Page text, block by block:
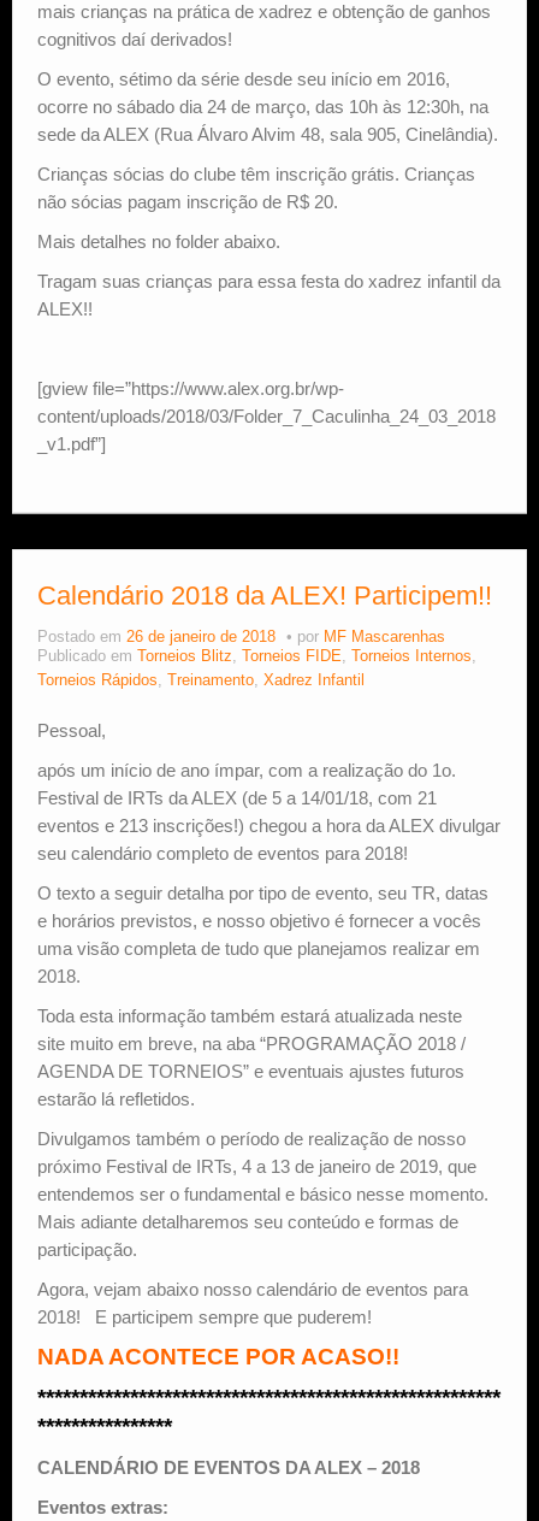
mais crianças na prática de xadrez e obtenção de ganhos
cognitivos daí derivados!
O evento, sétimo da série desde seu início em 2016,
ocorre no sábado dia 24 de março, das 10h às 12:30h, na
sede da ALEX (Rua Álvaro Alvim 48, sala 905, Cinelândia).
Crianças sócias do clube têm inscrição grátis. Crianças
não sócias pagam inscrição de R$ 20.
Mais detalhes no folder abaixo.
Tragam suas crianças para essa festa do xadrez infantil da
ALEX!!
[gview file=”https://www.alex.org.br/wp-
content/uploads/2018/03/Folder_7_Caculinha_24_03_2018
_v1.pdf”]
Calendário 2018 da ALEX! Participem!!
Postado em 26 de janeiro de 2018 por MF Mascarenhas
Publicado em
Torneios Blitz, Torneios FIDE, Torneios Internos,
Torneios Rápidos, Treinamento, Xadrez Infantil
Pessoal,
após um início de ano ímpar, com a realização do 1o.
Festival de IRTs da ALEX (de 5 a 14/01/18, com 21
eventos e 213 inscrições!) chegou a hora da ALEX divulgar
seu calendário completo de eventos para 2018!
O texto a seguir detalha por tipo de evento, seu TR, datas
e horários previstos, e nosso objetivo é fornecer a vocês
uma visão completa de tudo que planejamos realizar em
2018.
Toda esta informação também estará atualizada neste
site muito em breve, na aba “PROGRAMAÇÃO 2018 /
AGENDA DE TORNEIOS” e eventuais ajustes futuros
estarão lá refletidos.
Divulgamos também o período de realização de nosso
próximo Festival de IRTs, 4 a 13 de janeiro de 2019, que
entendemos ser o fundamental e básico nesse momento.
Mais adiante detalharemos seu conteúdo e formas de
participação.
Agora, vejam abaixo nosso calendário de eventos para
2018! E participem sempre que puderem!
NADA ACONTECE POR ACASO!!
*******************************************************
****************
CALENDÁRIO DE EVENTOS DA ALEX – 2018
Eventos extras: